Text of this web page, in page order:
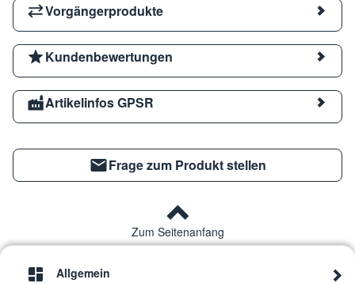
Vorgängerprodukte
Kundenbewertungen
Artikelinfos GPSR
Frage zum Produkt stellen
Zum Seitenanfang
Allgemein